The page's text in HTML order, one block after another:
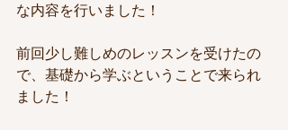
な内容を行いました！
前回少し難しめのレッスンを受けたの
で、基礎から学ぶということで来られ
ました！